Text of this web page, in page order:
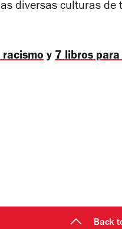
diversas culturas de
y 7 libros
Back